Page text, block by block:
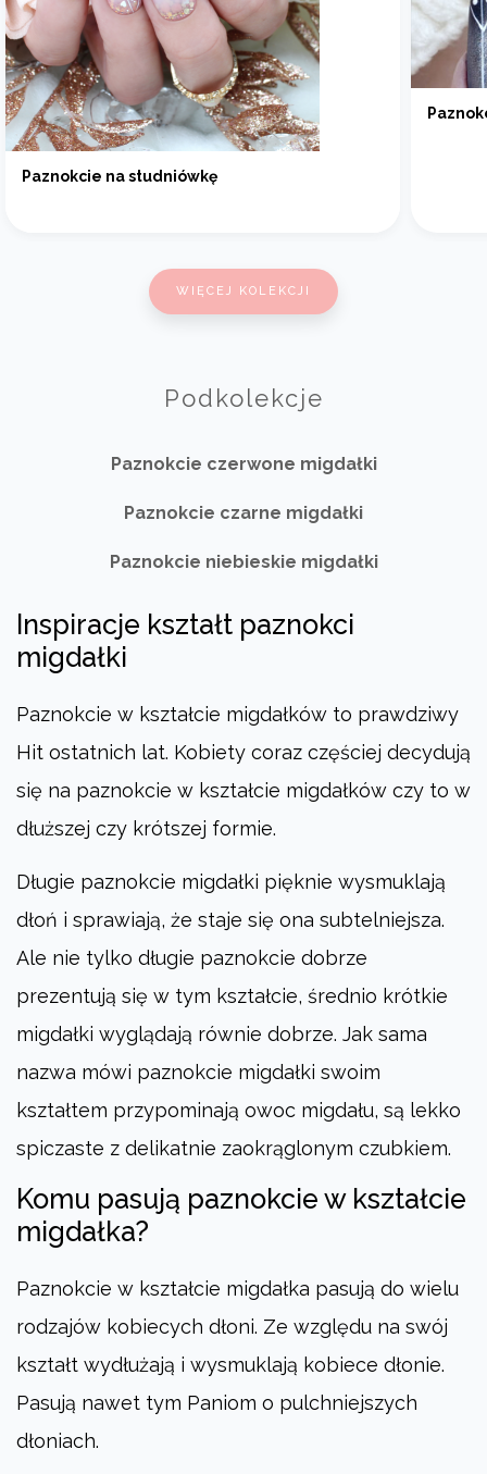
Paznokcie na studniówkę
WIĘCEJ KOLEKCJI
Podkolekcje
Paznokcie czerwone migdałki
Paznokcie czarne migdałki
Paznokcie niebieskie migdałki
Inspiracje kształt paznokci
migdałki
Paznokcie w kształcie migdałków to prawdziwy
Hit ostatnich lat. Kobiety coraz częściej decydują
się na paznokcie w kształcie migdałków czy to w
dłuższej czy krótszej formie.
Długie paznokcie migdałki pięknie wysmuklają
dłoń i sprawiają, że staje się ona subtelniejsza.
Ale nie tylko długie paznokcie dobrze
prezentują się w tym kształcie, średnio krótkie
migdałki wyglądają równie dobrze. Jak sama
nazwa mówi paznokcie migdałki swoim
kształtem przypominają owoc migdału, są lekko
spiczaste z delikatnie zaokrąglonym czubkiem.
Komu pasują paznokcie w kształcie
migdałka?
Paznokcie w kształcie migdałka pasują do wielu
rodzajów kobiecych dłoni. Ze względu na swój
kształt wydłużają i wysmuklają kobiece dłonie.
Pasują nawet tym Paniom o pulchniejszych
dłoniach.